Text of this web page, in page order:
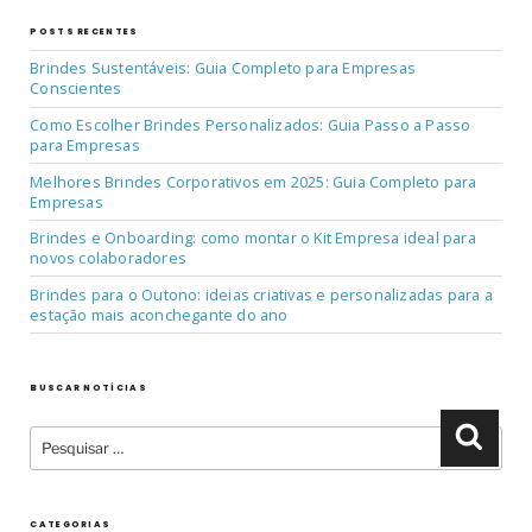
POSTS RECENTES
Brindes Sustentáveis: Guia Completo para Empresas
Conscientes
Como Escolher Brindes Personalizados: Guia Passo a Passo
para Empresas
Melhores Brindes Corporativos em 2025: Guia Completo para
Empresas
Brindes e Onboarding: como montar o Kit Empresa ideal para
novos colaboradores
Brindes para o Outono: ideias criativas e personalizadas para a
estação mais aconchegante do ano
BUSCAR NOTÍCIAS
CATEGORIAS